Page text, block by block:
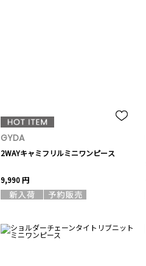
GYDA
2WAYキャミフリルミニワンピース
9,990 円